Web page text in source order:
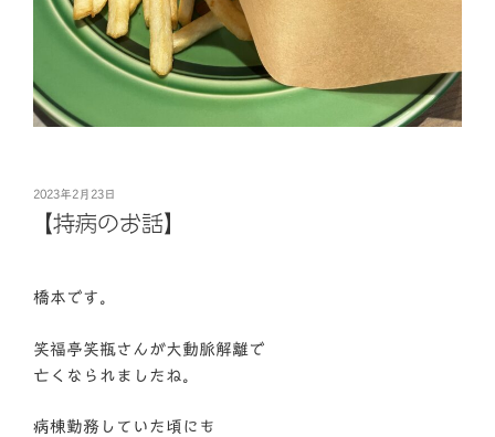
投
日:
2023年2月23日
【持病のお話】
橋本です。
笑福亭笑瓶さんが大動脈解離で
亡くなられましたね。
病棟勤務していた頃にも